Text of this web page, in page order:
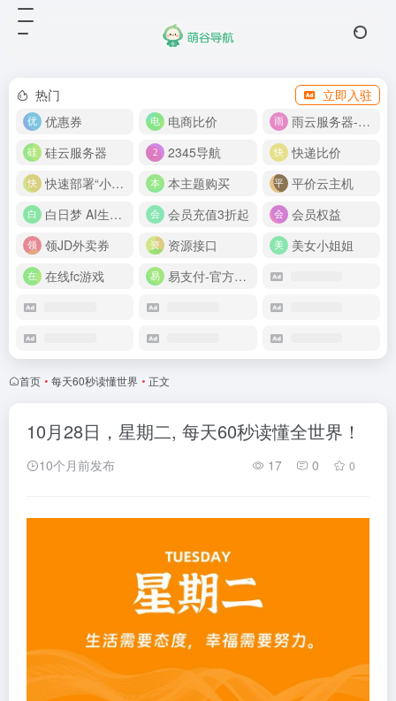
热门
立即入驻
优惠券
电商比价
雨云服务器-新人首月 5 折
硅云服务器
2345导航
快递比价
快速部署“小龙虾”
本主题购买
平价云主机
白日梦 AI生成50分钟视频
会员充值3折起
会员权益
领JD外卖券
资源接口
美女小姐姐
在线fc游戏
易支付-官方网站
首页 • 每天60秒读懂世界 • 正文
10月28日，星期二, 每天60秒读懂全世界！
10个月前发布 17 0 0